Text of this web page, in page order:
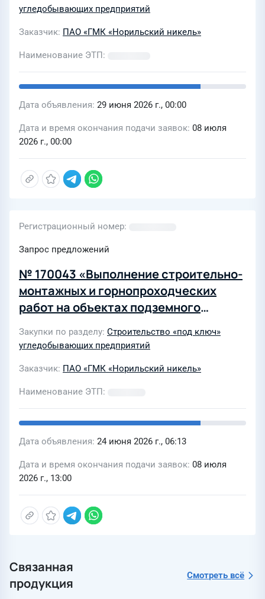
объектах подземного рудника
капитальных выработок по проекту
«Рудник «Заполярный».
Комбинированная от
угледобывающих предприятий
Заказчик ПАО «ГМК «Норильский никель»
Наименование ЭТП
Дата объявления 29 июня 2026 г., 00:00
Дата и время окончания подачи заявок 08 июля
2026 г., 00:00
Регистрационный номер
Запрос предложений
№ 170043 «Выполнение строительно-
монтажных и горнопроходческих
работ на объектах подземного
горно-капитальных выработок по
Комбинированная отработка
оставшихся запасов вкрапленных руд
месторождения «Норильск-1» /шифр
РЗ-КОМ / (для ввода II и III пусковых
комплексов) для ООО «Медвежий
Закупки по разделу Строительство «под ключ»
угледобывающих предприятий
Заказчик ПАО «ГМК «Норильский никель»
Наименование ЭТП
Дата объявления 24 июня 2026 г., 06:13
Дата и время окончания подачи заявок 08 июля
2026 г., 13:00
Связанная
продукция
Смотреть всё